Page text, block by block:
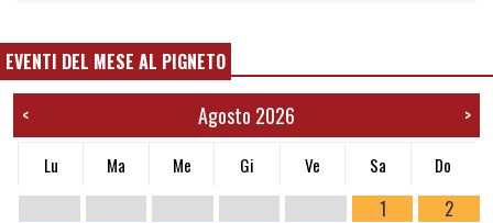
EVENTI DEL MESE AL PIGNETO
< Agosto 2026 >
Lu Ma Me Gi Ve Sa Do
1
2